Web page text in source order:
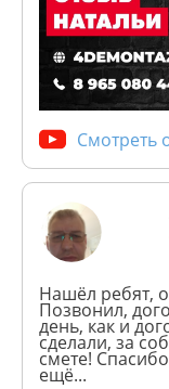
Смотреть
Нашёл ребят,
Позвонил,
день, как и
сделали, за
смете!
ещё...